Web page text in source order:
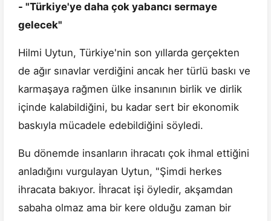
- "Türkiye'ye daha çok yabancı sermaye
gelecek"
Hilmi Uytun, Türkiye'nin son yıllarda gerçekten
de ağır sınavlar verdiğini ancak her türlü baskı ve
karmaşaya rağmen ülke insanının birlik ve dirlik
içinde kalabildiğini, bu kadar sert bir ekonomik
baskıyla mücadele edebildiğini söyledi.
Bu dönemde insanların ihracatı çok ihmal ettiğini
anladığını vurgulayan Uytun, "Şimdi herkes
ihracata bakıyor. İhracat işi öyledir, akşamdan
sabaha olmaz ama bir kere olduğu zaman bir